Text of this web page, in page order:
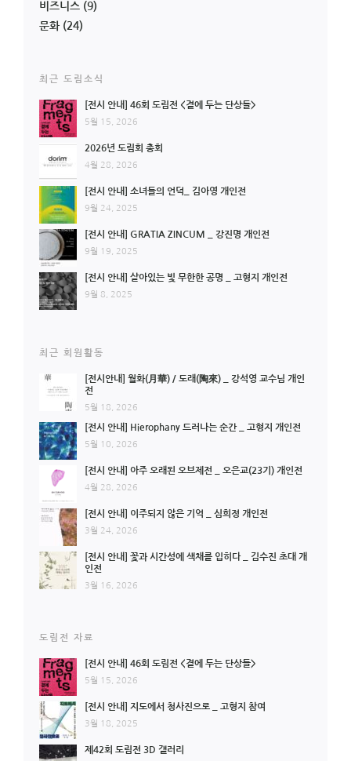
비즈니스 (9)
문화 (24)
최근 도림소식
[전시 안내] 46회 도림전 <곁에 두는 단상들>
5월 15, 2026
2026년 도림회 총회
4월 28, 2026
[전시 안내] 소녀들의 언덕_ 김아영 개인전
9월 24, 2025
[전시 안내] GRATIA ZINCUM _ 강진명 개인전
9월 19, 2025
[전시 안내] 살아있는 빛 무한한 공명 _ 고형지 개인전
9월 8, 2025
최근 회원활동
[전시안내] 월화(月華) / 도래(陶來) _ 강석영 교수님 개인
전
5월 18, 2026
[전시 안내] Hierophany 드러나는 순간 _ 고형지 개인전
5월 10, 2026
[전시 안내] 아주 오래된 오브제전 _ 오은교(23기) 개인전
4월 28, 2026
[전시 안내] 이주되지 않은 기억 _ 심희정 개인전
3월 24, 2026
[전시 안내] 꽃과 시간성에 색채를 입히다 _ 김수진 초대 개
인전
3월 16, 2026
도림전 자료
[전시 안내] 46회 도림전 <곁에 두는 단상들>
5월 15, 2026
[전시 안내] 지도에서 청사진으로 _ 고형지 참여
3월 18, 2025
제42회 도림전 3D 갤러리